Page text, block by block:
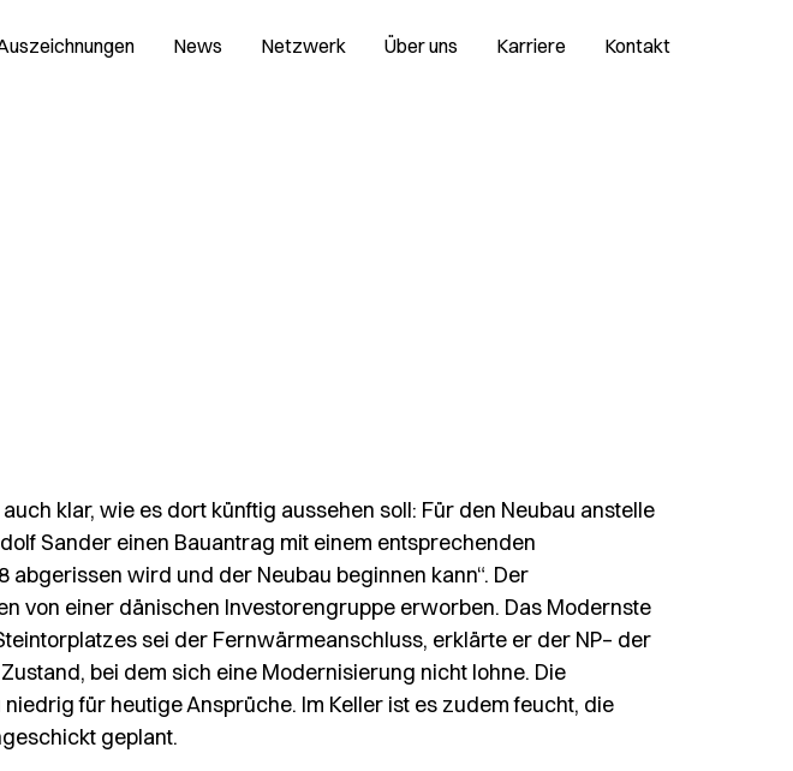
News Netzwerk Über uns Karriere Kontakt
klar, wie es dort künftig aussehen soll: Für den Neubau anstelle
Sander einen Bauantrag mit einem entsprechenden
wird und der Neubau beginnen kann“. Der
von einer dänischen Investorengruppe erworben. Das Modernste
sei der Fernwärmeanschluss, erklärte er der NP– der
bei dem sich eine Modernisierung nicht lohne. Die
für heutige Ansprüche. Im Keller ist es zudem feucht, die
geplant.